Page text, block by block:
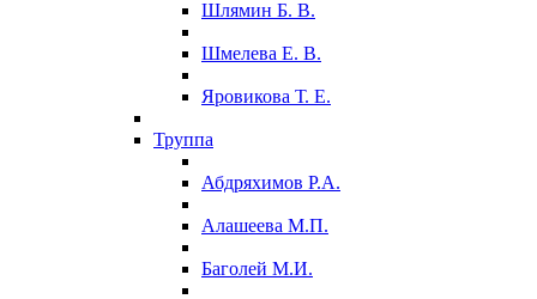
Шлямин Б. В.
Шмелева Е. В.
Яровикова Т. Е.
Труппа
Абдряхимов Р.А.
Алашеева М.П.
Баголей М.И.